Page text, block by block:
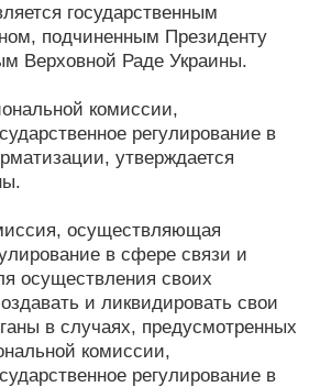
государственным
подчиненным Президенту
Верховной Раде Украины.
комиссии,
регулирование в
утверждается
осуществляющая
в сфере связи и
осуществления своих
и ликвидировать свои
в случаях, предусмотренных
комиссии,
регулирование в